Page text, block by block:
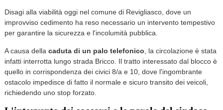
Disagi alla viabilità oggi nel comune di Revigliasco, dove un
improvviso cedimento ha reso necessario un intervento tempestivo
per garantire la sicurezza e l'incolumità pubblica.
A causa della caduta di un palo telefonico , la circolazione è stata
infatti interrotta lungo strada Bricco. Il tratto interessato dal blocco è
quello in corrispondenza dei civici 8/a e 10, dove l'ingombrante
ostacolo impedisce di fatto il normale e sicuro transito dei veicoli,
richiedendo uno stop forzato.